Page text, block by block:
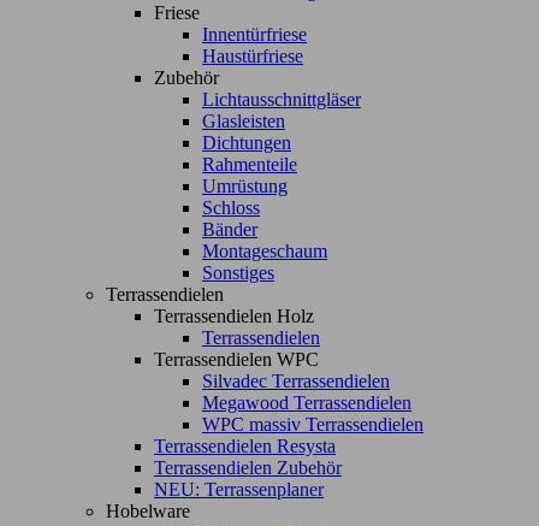
Friese
Innentürfriese
Haustürfriese
Zubehör
Lichtausschnittgläser
Glasleisten
Dichtungen
Rahmenteile
Umrüstung
Schloss
Bänder
Montageschaum
Sonstiges
Terrassendielen
Terrassendielen Holz
Terrassendielen
Terrassendielen WPC
Silvadec Terrassendielen
Megawood Terrassendielen
WPC massiv Terrassendielen
Terrassendielen Resysta
Terrassendielen Zubehör
NEU: Terrassenplaner
Hobelware